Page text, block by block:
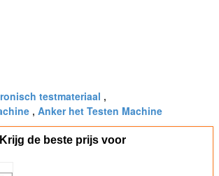
testmateriaal ,
, Anker het Testen Machine
Krijg de beste prijs voor